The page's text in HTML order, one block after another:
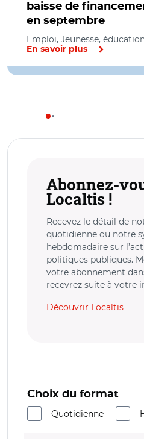
baisse de
en septembre
Emploi, Jeunesse,
En savoir plus
Abonnez-
Localtis !
Recevez le détail de
quotidienne ou notre
hebdomadaire sur
politiques publiques.
votre abonnement
recevrez suite à votre
Découvrir Localtis
Choix du format
Quotidienne